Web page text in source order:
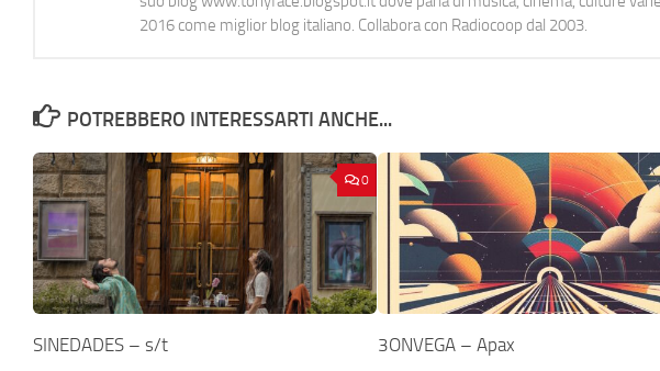
2016 come miglior blog italiano. Collabora con Radiocoop dal 2003.
POTREBBERO INTERESSARTI ANCHE...
0
SINEDADES – s/t 3ONVEGA – Apax